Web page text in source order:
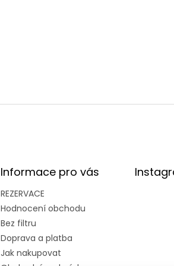
Informace pro vás
REZERVACE
Hodnocení obchodu
Bez filtru
Doprava a platba
Jak nakupovat